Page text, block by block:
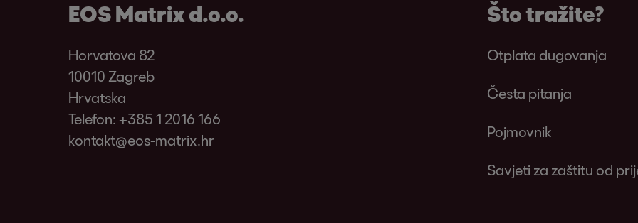
EOS Matrix d.o.o.
Horvatova 82
10010 Zagreb
Hrvatska
Telefon: +385 1 2016 166
kontakt@eos-matrix.hr
Što tražite?
Otplata dugovanja
Česta pitanja
Pojmovnik
Savjeti za zaštitu od